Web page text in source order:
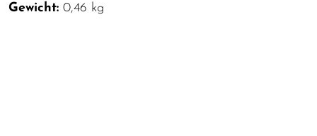
Gewicht: 0,46 kg